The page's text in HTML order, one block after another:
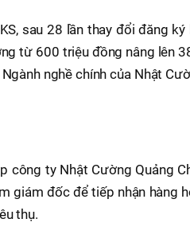
sau 28 lần thay đổi đăng
từ 600 triệu đồng nâng lên
nghề chính của Nhật
công ty Nhật Cường Quảng
giám đốc để tiếp nhận hàng
thụ.